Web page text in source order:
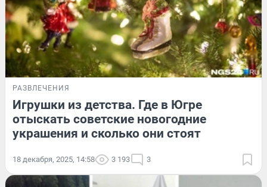
РАЗВЛЕЧЕНИЯ
Игрушки из детства. Где в Югре
отыскать советские новогодние
украшения и сколько они стоят
18 декабря, 2025, 14:58 3 193 3